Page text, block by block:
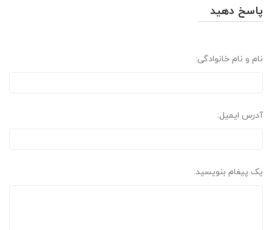
پاسخ دهید
نام و نام خانوادگی:
آدرس ایمیل:
یک پیغام بنویسید: